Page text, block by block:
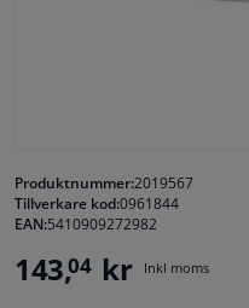
Bilvård & Tillbehör
Produktnummer:2019567
Tillverkare kod:0961844
EAN:5410909272982
143,04 kr Inkl moms